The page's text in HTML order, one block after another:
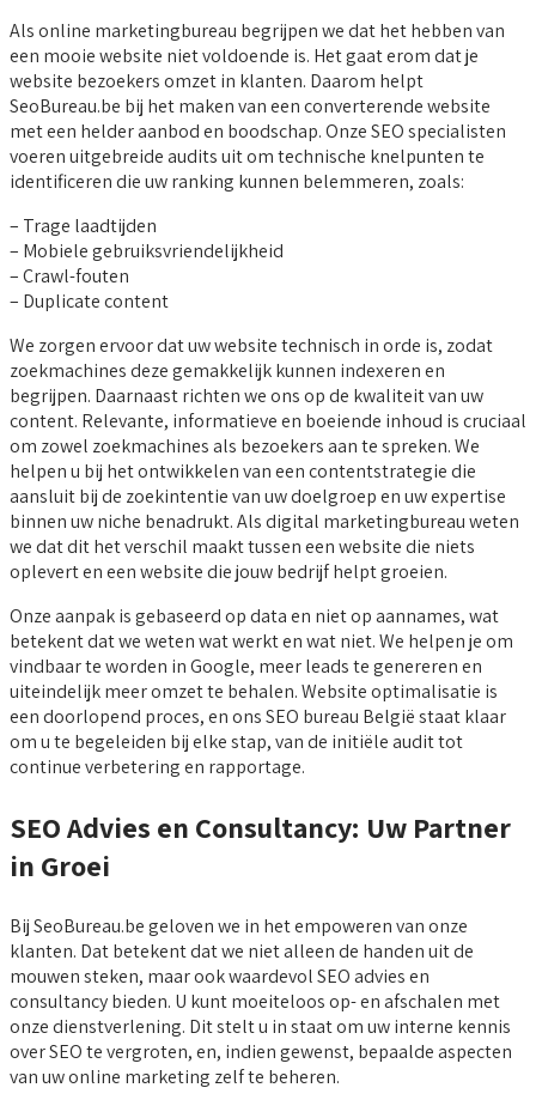
Als online marketingbureau begrijpen we dat het hebben van
een mooie website niet voldoende is. Het gaat erom dat je
website bezoekers omzet in klanten. Daarom helpt
SeoBureau.be bij het maken van een converterende website
met een helder aanbod en boodschap. Onze SEO specialisten
voeren uitgebreide audits uit om technische knelpunten te
identificeren die uw ranking kunnen belemmeren, zoals:
– Trage laadtijden
– Mobiele gebruiksvriendelijkheid
– Crawl-fouten
– Duplicate content
We zorgen ervoor dat uw website technisch in orde is, zodat
zoekmachines deze gemakkelijk kunnen indexeren en
begrijpen. Daarnaast richten we ons op de kwaliteit van uw
content. Relevante, informatieve en boeiende inhoud is cruciaal
om zowel zoekmachines als bezoekers aan te spreken. We
helpen u bij het ontwikkelen van een contentstrategie die
aansluit bij de zoekintentie van uw doelgroep en uw expertise
binnen uw niche benadrukt. Als digital marketingbureau weten
we dat dit het verschil maakt tussen een website die niets
oplevert en een website die jouw bedrijf helpt groeien.
Onze aanpak is gebaseerd op data en niet op aannames, wat
betekent dat we weten wat werkt en wat niet. We helpen je om
vindbaar te worden in Google, meer leads te genereren en
uiteindelijk meer omzet te behalen. Website optimalisatie is
een doorlopend proces, en ons SEO bureau België staat klaar
om u te begeleiden bij elke stap, van de initiële audit tot
continue verbetering en rapportage.
SEO Advies en Consultancy: Uw Partner
in Groei
Bij SeoBureau.be geloven we in het empoweren van onze
klanten. Dat betekent dat we niet alleen de handen uit de
mouwen steken, maar ook waardevol SEO advies en
consultancy bieden. U kunt moeiteloos op- en afschalen met
onze dienstverlening. Dit stelt u in staat om uw interne kennis
over SEO te vergroten, en, indien gewenst, bepaalde aspecten
van uw online marketing zelf te beheren.